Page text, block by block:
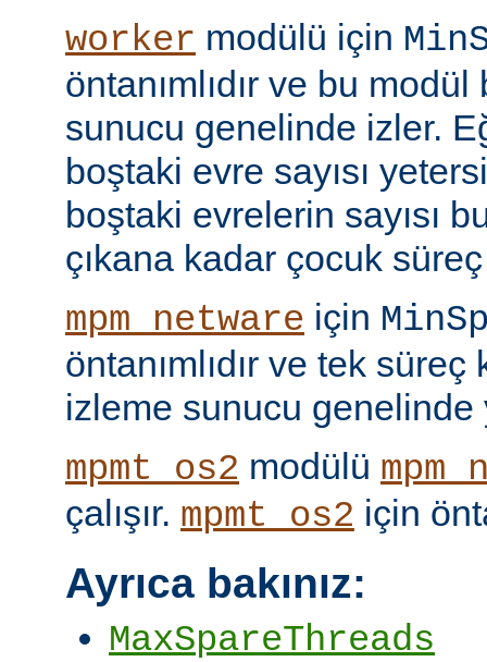
worker modülü için
öntanımlıdır ve bu
sunucu genelinde izler.
boştaki evre sayısı
boştaki evrelerin sayısı
çıkana kadar çocuk
mpm_netware için
öntanımlıdır ve tek
izleme sunucu genelinde
mpmt_os2 modülü
çalışır. mpmt_os2 için
Ayrıca bakınız:
MaxSpareThreads